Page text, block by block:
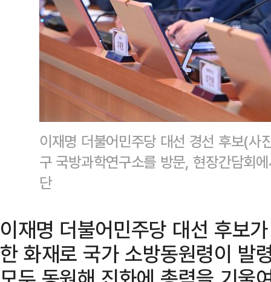
이재명 더불어민주당 대선 경선 후보(
구 국방과학연구소를 방문, 현장간담회
단
이재명 더불어민주당 대선 후보
한 화재로 국가 소방동원령이 발